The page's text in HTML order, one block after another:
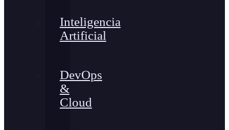
Inteligencia
Artificial
DevOps
&
Cloud